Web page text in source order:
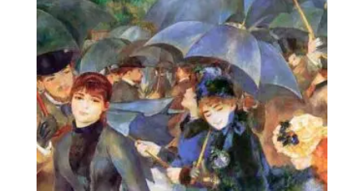
hasta
880€